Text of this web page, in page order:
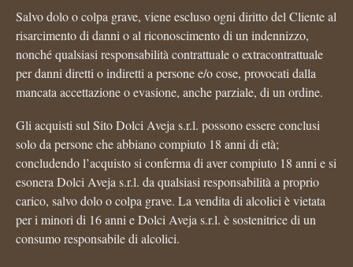
Salvo dolo o colpa grave, viene escluso ogni diritto del Cliente al
risarcimento di danni o al riconoscimento di un indennizzo,
nonché qualsiasi responsabilità contrattuale o extracontrattuale
per danni diretti o indiretti a persone e/o cose, provocati dalla
mancata accettazione o evasione, anche parziale, di un ordine.
Gli acquisti sul Sito Dolci Aveja s.r.l. possono essere conclusi
solo da persone che abbiano compiuto 18 anni di età;
concludendo l’acquisto si conferma di aver compiuto 18 anni e si
esonera Dolci Aveja s.r.l. da qualsiasi responsabilità a proprio
carico, salvo dolo o colpa grave. La vendita di alcolici è vietata
per i minori di 16 anni e Dolci Aveja s.r.l. è sostenitrice di un
consumo responsabile di alcolici.